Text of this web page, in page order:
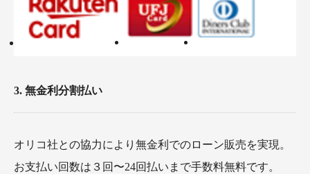
3. 無金利分割払い
オリコ社との協力により無金利でのローン販売を実現。
お支払い回数は３回〜24回払いまで手数料無料です。